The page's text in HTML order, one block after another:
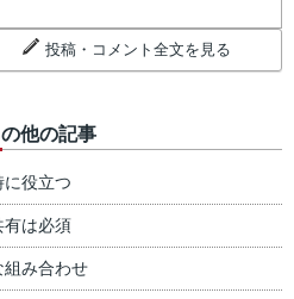
投稿・コメント全文を見る
他の記事
に役立つ
有は必須
組み合わせ